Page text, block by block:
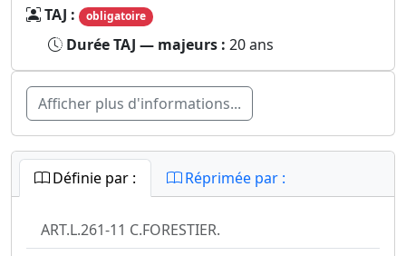
TAJ : obligatoire
Durée TAJ — majeurs : 20 ans
Afficher plus d'informations...
Définie par : Réprimée par :
ART.L.261-11 C.FORESTIER.